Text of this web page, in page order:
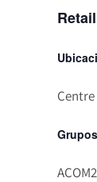
Grupos